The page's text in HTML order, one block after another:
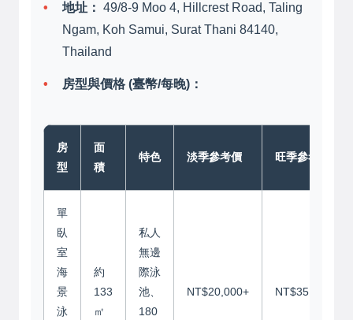
地址： 49/8-9 Moo 4, Hillcrest Road, Taling
Ngam, Koh Samui, Surat Thani 84140,
Thailand
房型與價格 (臺幣/每晚)：
房
型
面
積
特色 淡季參考價 旺季參考價
單
臥
室
海
景
泳
約
133
㎡
私人
無邊
際泳
池、
180
NT$20,000+ NT$35,000+